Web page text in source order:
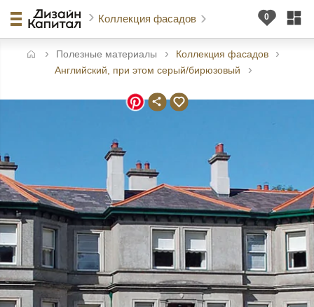
Коллекция фасадов
Полезные материалы
Коллекция фасадов
Английский, при этом серый/бирюзовый